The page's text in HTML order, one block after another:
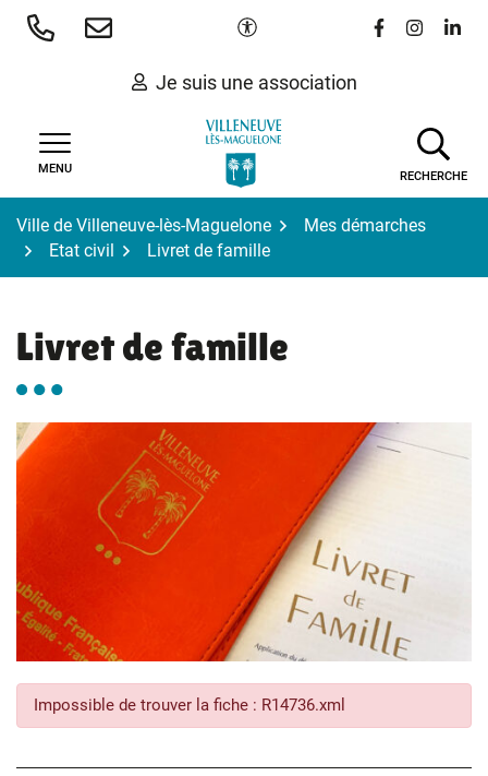
Aller
Paramètres d'accessibilité
Lien vers le
Lien vers
Lien
Je suis une association
MENU
RECHERCHE
Ville de Villeneuve-lès-Maguelone
Mes démarches
Etat civil
Livret de famille
Livret de famille
Impossible de trouver la fiche : R14736.xml